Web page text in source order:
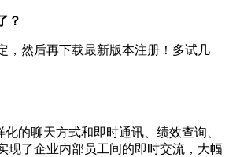
？
，然后再下载最新版本注册！多试几
的聊天方式和即时通讯、绩效查询、
现了企业内部员工间的即时交流，大幅